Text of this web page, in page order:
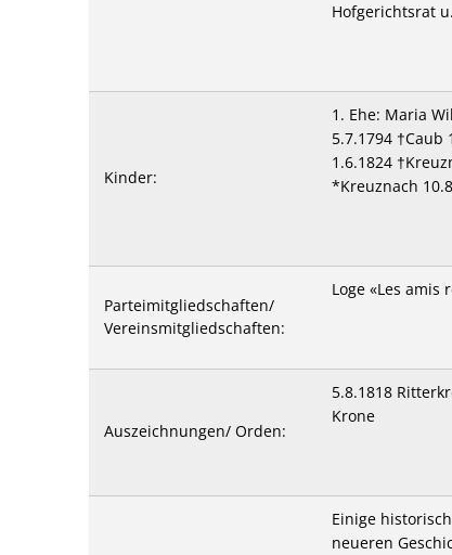
Hofgerichtsrat
Kinder:
1. Ehe: Maria
5.7.1794
1.6.1824
*Kreuznach
Parteimitgliedschaften/
Vereinsmitgliedschaften:
Loge «Les
Auszeichnungen/ Orden:
5.8.1818
Krone
Einige
neueren